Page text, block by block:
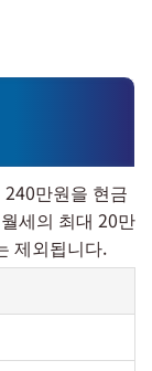
만원을 현금
세의 최대 20만
제외됩니다.